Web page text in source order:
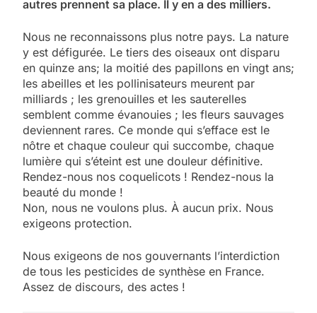
autres prennent sa place. Il y en a des milliers.
Nous ne reconnaissons plus notre pays. La nature
y est défigurée. Le tiers des oiseaux ont disparu
en quinze ans; la moitié des papillons en vingt ans;
les abeilles et les pollinisateurs meurent par
milliards ; les grenouilles et les sauterelles
semblent comme évanouies ; les fleurs sauvages
deviennent rares. Ce monde qui s’efface est le
nôtre et chaque couleur qui succombe, chaque
lumière qui s’éteint est une douleur définitive.
Rendez-nous nos coquelicots ! Rendez-nous la
beauté du monde !
Non, nous ne voulons plus. À aucun prix. Nous
exigeons protection.
Nous exigeons de nos gouvernants l’interdiction
de tous les pesticides de synthèse en France.
Assez de discours, des actes !